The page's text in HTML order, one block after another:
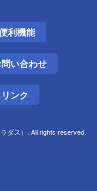
ンが当たる「ミ
ガ配信前でも挑
利機能
い合わせ
ンク
ダス）. All rights reserved.